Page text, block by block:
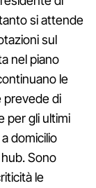
si attende
sul
nel piano
le
prevede di
per gli ultimi
domicilio
Sono
le